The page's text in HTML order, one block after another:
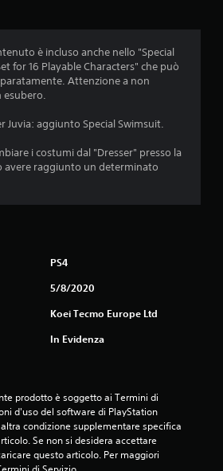
i
a
4
.
e
e
s
u
è incluso anche nello "Special
for 16 Playable Characters" che può
Attenzione a non
esubero.
Juvia: aggiunto Special Swimsuit.
i costumi dal "Dresser" presso la
avere raggiunto un determinato
PS4
5/8/2020
Koei Tecmo Europe Ltd
In Evidenza
prodotto è soggetto ai Termini di
d'uso del software di PlayStation
condizione supplementare specifica
Se non si desidera accettare
questo articolo. Per maggiori